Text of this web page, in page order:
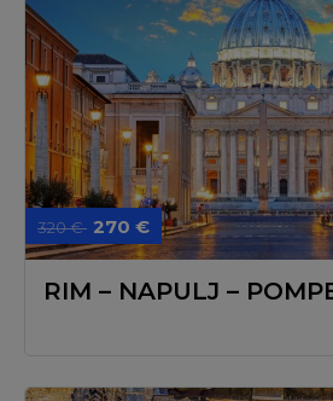
320 € 270 €
RIM – NAPULJ –